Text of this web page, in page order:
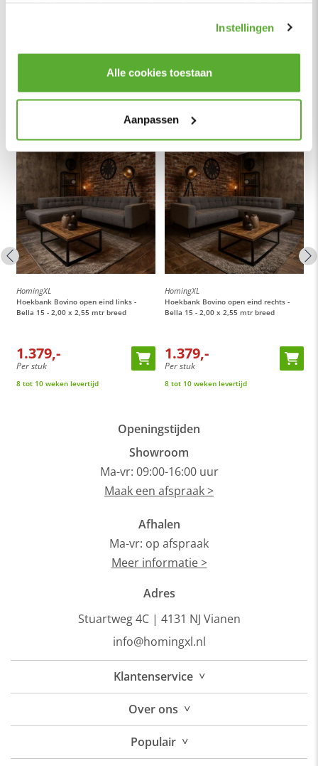
Instellingen
Alle cookies toestaan
Aanpassen
Totaalpakketten
HomingXL
Hoekbank Bovino open eind links -
Bella 15 - 2,00 x 2,55 mtr breed
1.379,-
Per stuk
8 tot 10 weken levertijd
HomingXL
Hoekbank Bovino open eind rechts -
Bella 15 - 2,00 x 2,55 mtr breed
1.379,-
Per stuk
8 tot 10 weken levertijd
Openingstijden
Showroom
Ma-vr: 09:00-16:00 uur
Maak een afspraak >
Afhalen
Ma-vr: op afspraak
Meer informatie >
Adres
Stuartweg 4C | 4131 NJ Vianen
info@homingxl.nl
Klantenservice ˅
Overons ˅
Populair ˅